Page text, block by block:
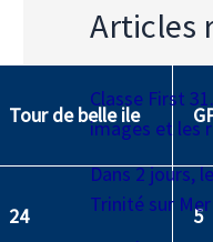
Tour de belle ile
24 5
Articles
Classe First
images et les
Dans 2 jours,
Trinité sur Mer